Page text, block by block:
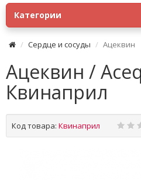
Категории
Сердце и сосуды Ацеквин
Ацеквин /
Квинаприл
Код товара: Квинаприл